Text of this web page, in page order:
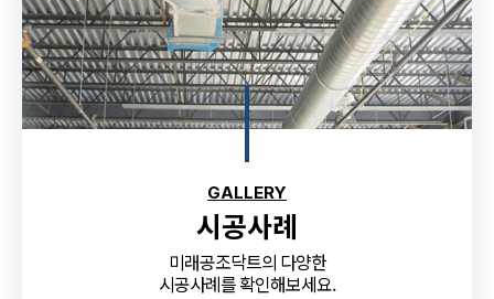
GALLERY
시공사례
미래공조닥트의 다양한
시공사례를 확인해보세요.